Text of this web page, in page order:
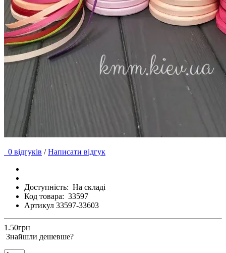
0 відгуків / Написати відгук
Доступність: На складі
Код товара: 33597
Артикул 33597-33603
1.50грн
Знайшли дешевше?